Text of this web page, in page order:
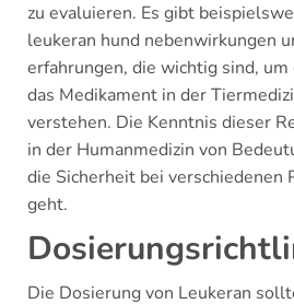
zu evaluieren. Es gibt
leukeran hund nebenwirkungen
erfahrungen, die wichtig sind,
das Medikament in der
verstehen. Die Kenntnis dieser
in der Humanmedizin von
die Sicherheit bei verschiedenen
geht.
Die Dosierung von Leukeran